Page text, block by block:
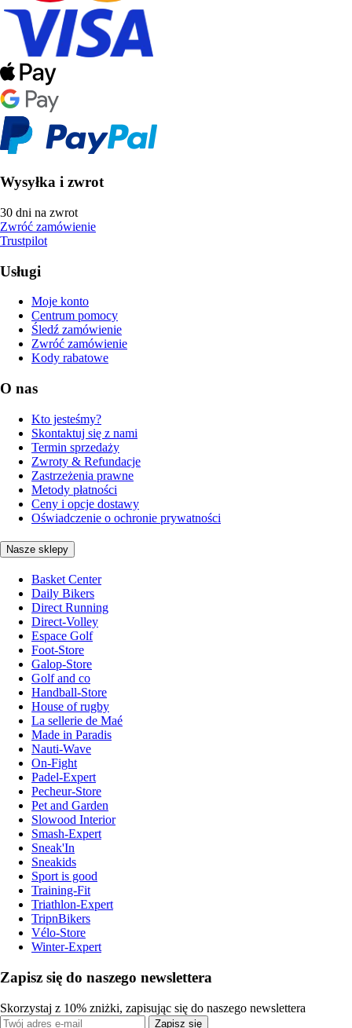
Wysyłka i zwrot
30 dni na zwrot
Zwróć zamówienie
Trustpilot
Usługi
Moje konto
Centrum pomocy
Śledź zamówienie
Zwróć zamówienie
Kody rabatowe
O nas
Kto jesteśmy?
Skontaktuj się z nami
Termin sprzedaży
Zwroty & Refundacje
Zastrzeżenia prawne
Metody płatności
Ceny i opcje dostawy
Oświadczenie o ochronie prywatności
Nasze sklepy
Basket Center
Daily Bikers
Direct Running
Direct-Volley
Espace Golf
Foot-Store
Galop-Store
Golf and co
Handball-Store
House of rugby
La sellerie de Maé
Made in Paradis
Nauti-Wave
On-Fight
Padel-Expert
Pecheur-Store
Pet and Garden
Slowood Interior
Smash-Expert
Sneak'In
Sneakids
Sport is good
Training-Fit
Triathlon-Expert
TripnBikers
Vélo-Store
Winter-Expert
Zapisz się do naszego newslettera
Skorzystaj z 10% zniżki, zapisując się do naszego newslettera
Zapisz się